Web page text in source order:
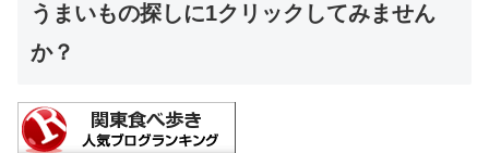
うまいもの探しに1クリックしてみません
か？